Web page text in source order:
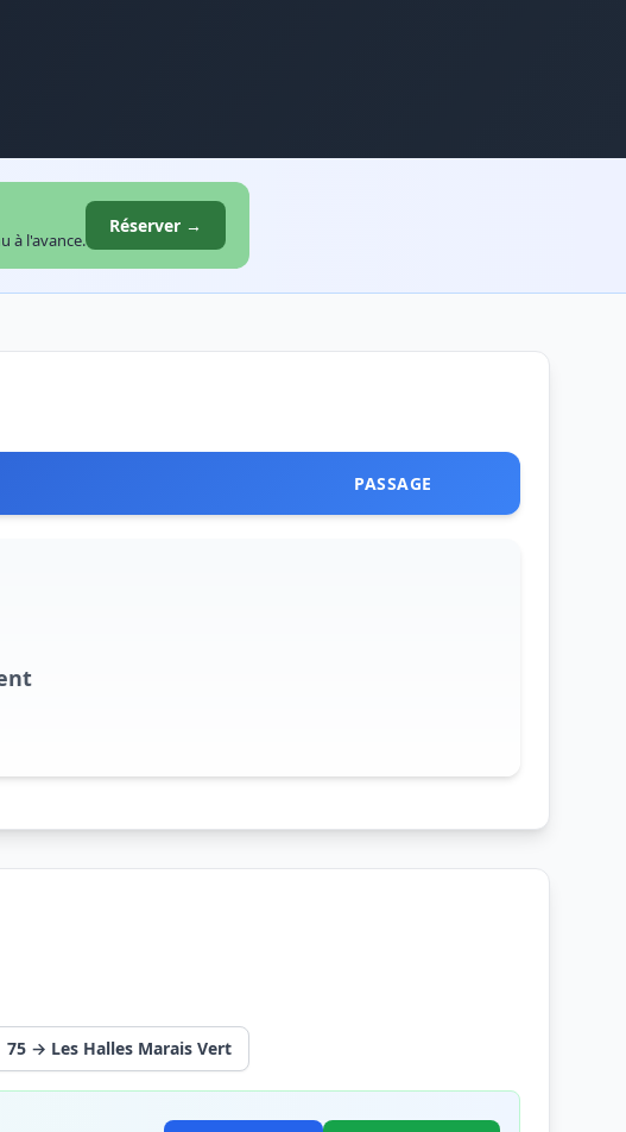
à l'avance.
Réserver →
PASSAGE
75 → Les Halles Marais Vert